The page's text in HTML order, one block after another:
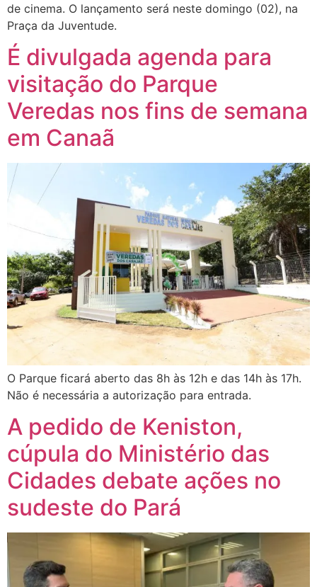
de cinema. O lançamento será neste domingo (02), na
Praça da Juventude.
É divulgada agenda para
visitação do Parque
Veredas nos fins de semana
em Canaã
O Parque ficará aberto das 8h às 12h e das 14h às 17h.
Não é necessária a autorização para entrada.
A pedido de Keniston,
cúpula do Ministério das
Cidades debate ações no
sudeste do Pará